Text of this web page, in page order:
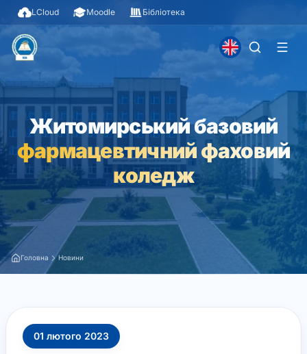
LCloud Moodle Бібліотека
Житомирський базовий
фармацевтичний фаховий
коледж
Головна Новини
01 лютого 2023